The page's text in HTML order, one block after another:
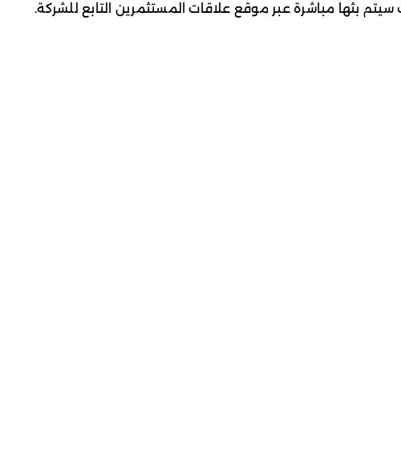
سيتم بثها مباشرة عبر موقع علاقات المستثمرين التابع للشركة.